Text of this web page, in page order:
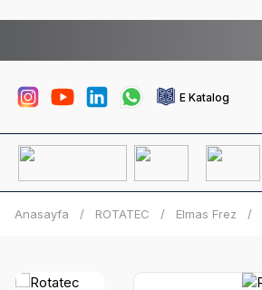
E Katalog
Anasayfa ROTATEC Elmas Frez